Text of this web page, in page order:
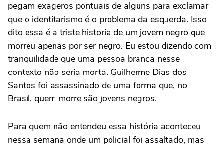
pegam exageros pontuais de alguns para exclamar
que o identitarismo é o problema da esquerda. Isso
dito essa é a triste historia de um jovem negro que
morreu apenas por ser negro. Eu estou dizendo com
tranquilidade que uma pessoa branca nesse
contexto não seria morta. Guilherme Dias dos
Santos foi assassinado de uma forma que, no
Brasil, quem morre são jovens negros.
Para quem não entendeu essa história aconteceu
nessa semana onde um policial foi assaltado, mas